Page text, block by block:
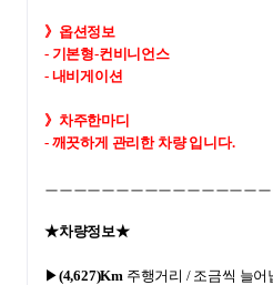
》옵션정보
- 기본형-컨비니언스
- 내비게이션
》차주한마디
- 깨끗하게 관리한 차량 입니다.
ㅡㅡㅡㅡㅡㅡㅡㅡㅡㅡㅡㅡㅡㅡㅡ
★차량정보★
▶(4,627)Km 주행거리 / 조금씩 늘어